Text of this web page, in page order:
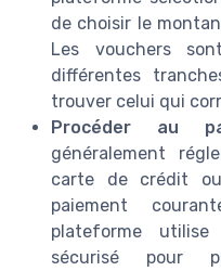
de choisir le
Les vouchers
différentes
trouver celui qui
Procéder au
généralement
carte de crédit
paiement
plateforme
sécurisé pour